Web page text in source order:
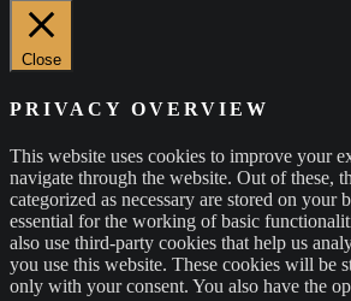
Close
PRIVACY OVERVIEW
This website uses cookies to improve your
navigate through the website. Out of these,
categorized as necessary are stored on your
essential for the working of basic
also use third-party cookies that help us
you use this website. These cookies will be
only with your consent. You also have the